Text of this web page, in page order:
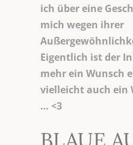
ich über eine
mich wegen ihrer
Eigentlich ist der
mehr ein Wunsch
vielleicht auch ein
… <3